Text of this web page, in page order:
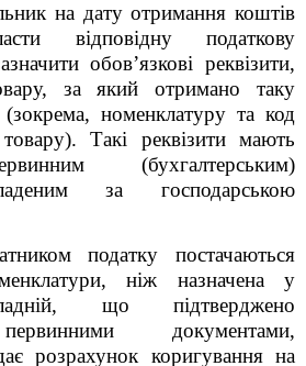
на дату отримання коштів
відповідну податкову
обов’язкові реквізити,
за який отримано таку
номенклатуру та код
Такі реквізити мають
(бухгалтерським)
за господарською
податку постачаються
ніж назначена у
що підтверджено
документами,
розрахунок коригування на